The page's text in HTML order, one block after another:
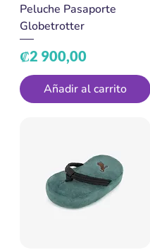
Peluche Pasaporte
Globetrotter
Precio
₡2 900,00
Añadir al carrito